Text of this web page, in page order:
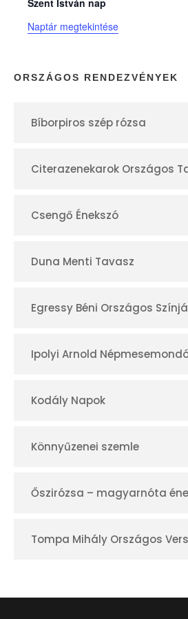
n
a
p
r
Naptár megtekintése
ORSZÁGOS RENDEZVÉNYEK
Bíborpiros szép rózsa
Citerazenekarok Országos
Csengő Énekszó
Duna Menti Tavasz
Egressy Béni Országos
Ipolyi Arnold
Kodály Napok
Könnyűzenei szemle
Őszirózsa – magyarnóta
Tompa Mihály Országos